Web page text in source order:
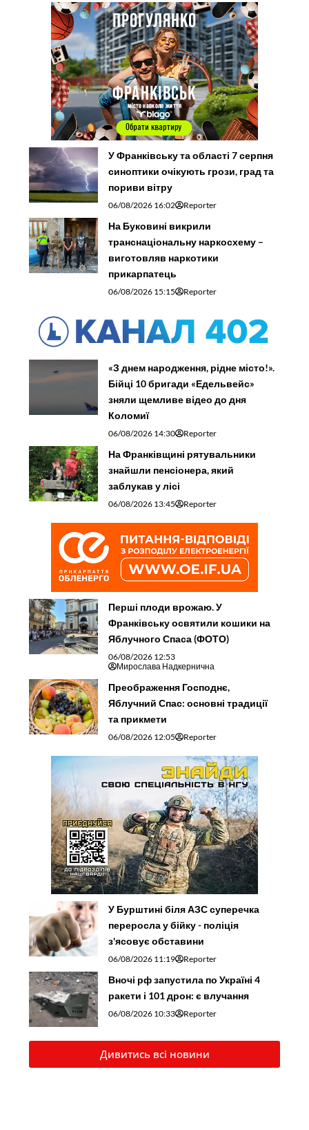
У Франківську та області 7 серпня
синоптики очікують грози, град та
пориви вітру
06/08/2026 16:02 Reporter
На Буковині викрили
транснаціональну наркосхему –
виготовляв наркотики
прикарпатець
06/08/2026 15:15 Reporter
«З днем народження, рідне місто!».
Бійці 10 бригади «Едельвейс»
зняли щемливе відео до дня
Коломиї
06/08/2026 14:30 Reporter
На Франківщині рятувальники
знайшли пенсіонера, який
заблукав у лісі
06/08/2026 13:45 Reporter
Перші плоди врожаю. У
Франківську освятили кошики на
Яблучного Спаса (ФОТО)
06/08/2026 12:53
Мирослава Надкернична
Преображення Господнє,
Яблучний Спас: основні традиції
та прикмети
06/08/2026 12:05 Reporter
У Бурштині біля АЗС суперечка
переросла у бійку - поліція
з'ясовує обставини
06/08/2026 11:19 Reporter
Вночі рф запустила по Україні 4
ракети і 101 дрон: є влучання
06/08/2026 10:33 Reporter
Дивитись всі новини